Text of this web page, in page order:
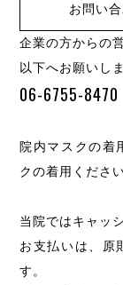
お問い
企業の方からの
以下へお願いし
06-6755-8470
院内マスクの着
クの着用ください
当院ではキャッ
お支払いは、原
す。